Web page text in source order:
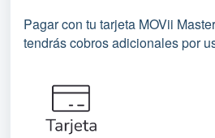
Pagar con tu tarjeta MOVii
tendrás cobros adicionales por